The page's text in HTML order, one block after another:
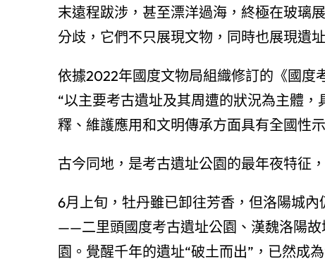
末遠程跋涉，甚至漂洋過海，終極在玻璃
分歧，它們不只展現文物，同時也展現遺
依據2022年國度文物局組織修訂的《國度
“以主要考古遺址及其周遭的狀況為主體
釋、維護應用和文明傳承方面具有全國性
古今同地，是考古遺址公園的最年夜特征
6月上旬，牡丹雖已卸往芳香，但洛陽城
——二里頭國度考古遺址公園、漢魏洛陽
園。覺醒千年的遺址“破土而出”，已然成